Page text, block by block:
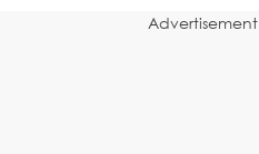
Advertisement